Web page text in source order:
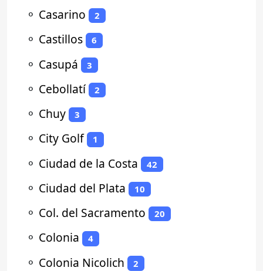
⚬ Casarino 2
⚬ Castillos 6
⚬ Casupá 3
⚬ Cebollatí 2
⚬ Chuy 3
⚬ City Golf 1
⚬ Ciudad de la Costa 42
⚬ Ciudad del Plata 10
⚬ Col. del Sacramento 20
⚬ Colonia 4
⚬ Colonia Nicolich 2